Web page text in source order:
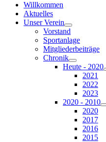
Willkommen
Aktuelles
Unser Verein
Vorstand
Sportanlage
Mitgliederbeiträge
Chronik
Heute - 2020
2021
2022
2023
2020 - 2010
2020
2017
2016
2015